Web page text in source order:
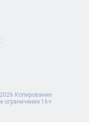
Копирование
ограничение 16+